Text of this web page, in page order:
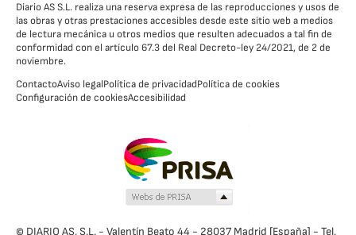
Diario AS S.L. realiza una reserva expresa de las reproducciones y usos de
las obras y otras prestaciones accesibles desde este sitio web a medios
de lectura mecánica u otros medios que resulten adecuados a tal fin de
conformidad con el artículo 67.3 del Real Decreto-ley 24/2021, de 2 de
noviembre.
ContactoAviso legalPolítica de privacidadPolítica de cookies
Configuración de cookiesAccesibilidad
© DIARIO AS, S.L. - Valentín Beato 44 - 28037 Madrid [España] - Tel.